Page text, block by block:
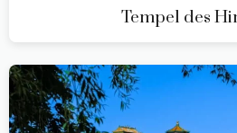
Tempel des